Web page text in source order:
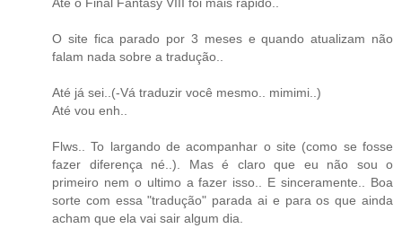
O site fica parado por 3 meses e quando atualizam não
falam nada sobre a tradução..
Até já sei..(-Vá traduzir você mesmo.. mimimi..)
Até vou enh..
Flws.. To largando de acompanhar o site (como se fosse
fazer diferença né..). Mas é claro que eu não sou o
primeiro nem o ultimo a fazer isso.. E sinceramente.. Boa
sorte com essa "tradução" parada ai e para os que ainda
acham que ela vai sair algum dia.